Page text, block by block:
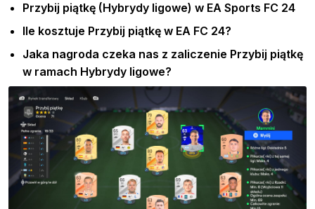
Przybij piątkę (Hybrydy ligowe) w EA Sports FC 24
Ile kosztuje Przybij piątkę w EA FC 24?
Jaka nagroda czeka nas z zaliczenie Przybij piątkę
w ramach Hybrydy ligowe?